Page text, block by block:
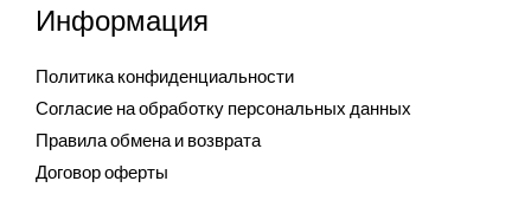
Информация
Политика конфиденциальности
Согласие на обработку персональных данных
Правила обмена и возврата
Договор оферты